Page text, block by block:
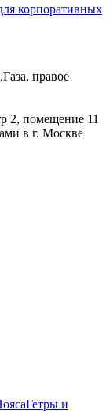
корпоративных
правое
2, помещение 11
в г. Москве
Гетры и